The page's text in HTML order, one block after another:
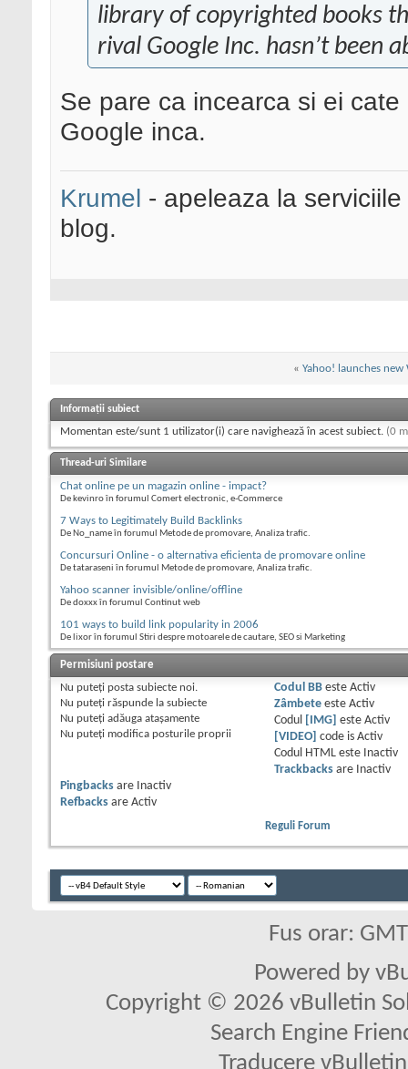
library of copyrighted books
rival Google Inc. hasn’t been
Se pare ca incearca si ei
Google inca.
Krumel - apeleaza la
blog.
« Yahoo! launches new
Informații subiect
Momentan este/sunt 1 utilizator(i) care navighează în acest subiect. (0
Thread-uri Similare
Chat online pe un magazin online - impact?
De kevinro în forumul Comert electronic, e-Commerce
7 Ways to Legitimately Build Backlinks
De No_name în forumul Metode de promovare, Analiza trafic.
Concursuri Online - o alternativa eficienta de promovare online
De tataraseni în forumul Metode de promovare, Analiza trafic.
Yahoo scanner invisible/online/offline
De doxxx în forumul Continut web
101 ways to build link popularity in 2006
De lixor în forumul Stiri despre motoarele de cautare, SEO si Marketing
Permisiuni postare
Nu puteţi posta subiecte noi.
Nu puteţi răspunde la subiecte
Nu puteţi adăuga ataşamente
Nu puteţi modifica posturile proprii
Codul BBeste Activ
Zâmbeteeste Activ
Codul
[IMG] este Activ
[VIDEO]
code is Activ
Codul HTML este
Inactiv
Trackbacksare
Inactiv
Pingbacks are
Inactiv
Refbacks are Activ
Reguli Forum
Fus orar:
Powered by
Copyright © 2026 vBulletin
Search Engine